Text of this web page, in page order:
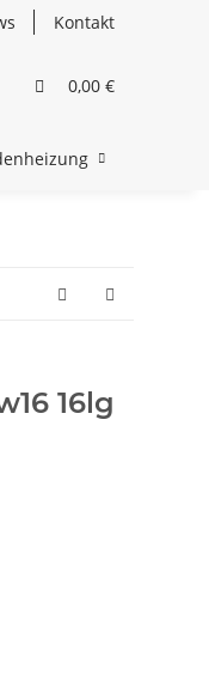
Kontakt
0,00 €
16lg